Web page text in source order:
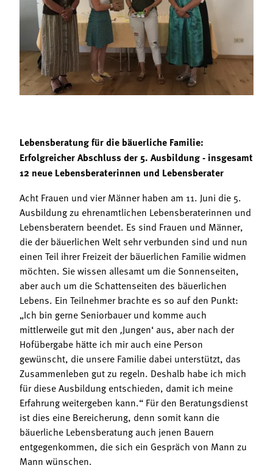
Mitgliedschaft
Landessekretariat
Bäuerliche Buffets
Hofgeschichten
Lebensberatung für die bäuerliche Familie:
Erfolgreicher Abschluss der 5. Ausbildung - insgesamt
12 neue Lebensberaterinnen und Lebensberater
Acht Frauen und vier Männer haben am 11. Juni die 5.
Ausbildung zu ehrenamtlichen Lebensberaterinnen und
Lebensberatern beendet. Es sind Frauen und Männer,
die der bäuerlichen Welt sehr verbunden sind und nun
einen Teil ihrer Freizeit der bäuerlichen Familie widmen
möchten. Sie wissen allesamt um die Sonnenseiten,
aber auch um die Schattenseiten des bäuerlichen
Lebens. Ein Teilnehmer brachte es so auf den Punkt:
„Ich bin gerne Seniorbauer und komme auch
mittlerweile gut mit den ‚Jungen‘ aus, aber nach der
Hofübergabe hätte ich mir auch eine Person
gewünscht, die unsere Familie dabei unterstützt, das
Zusammenleben gut zu regeln. Deshalb habe ich mich
für diese Ausbildung entschieden, damit ich meine
Erfahrung weitergeben kann.“ Für den Beratungsdienst
ist dies eine Bereicherung, denn somit kann die
bäuerliche Lebensberatung auch jenen Bauern
entgegenkommen, die sich ein Gespräch von Mann zu
Mann wünschen.